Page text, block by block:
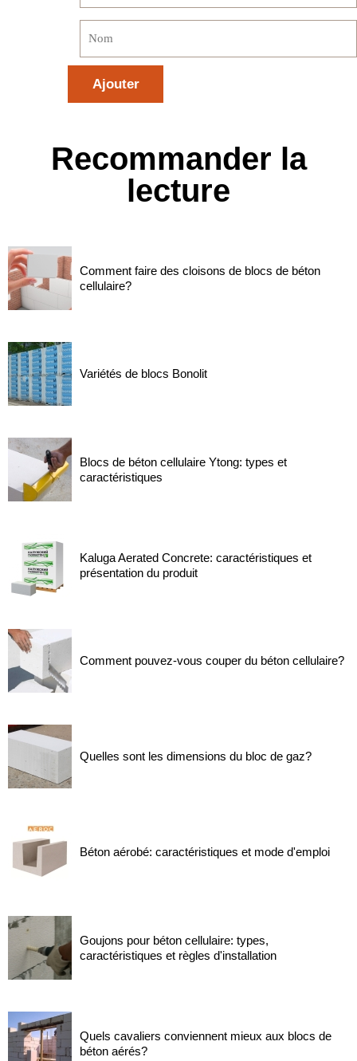
Recommander la
lecture
Comment faire des cloisons de blocs de béton
cellulaire?
Variétés de blocs Bonolit
Blocs de béton cellulaire Ytong: types et
caractéristiques
Kaluga Aerated Concrete: caractéristiques et
présentation du produit
Comment pouvez-vous couper du béton cellulaire?
Quelles sont les dimensions du bloc de gaz?
Béton aérobé: caractéristiques et mode d'emploi
Goujons pour béton cellulaire: types,
caractéristiques et règles d'installation
Quels cavaliers conviennent mieux aux blocs de
béton aérés?